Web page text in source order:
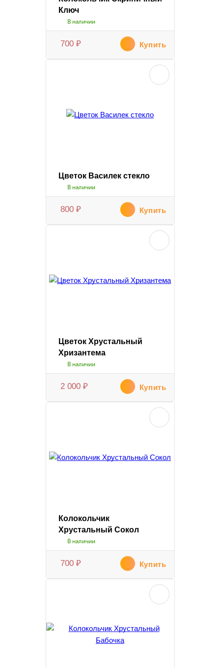
Ключ
В наличии
700 ₽ Купить
Цветок Василек стекло
В наличии
800 ₽ Купить
Цветок Хрустальный
Хризантема
В наличии
2 000 ₽ Купить
Колокольчик
Хрустальный Сокол
В наличии
700 ₽ Купить